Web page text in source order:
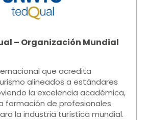
– Organización Mundial
que acredita
alineados a estándares
la excelencia académica,
formación de profesionales
la industria turística mundial.